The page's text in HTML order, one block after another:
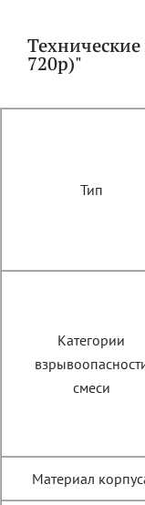
720р)"
Тип
Категории
смеси
Материал